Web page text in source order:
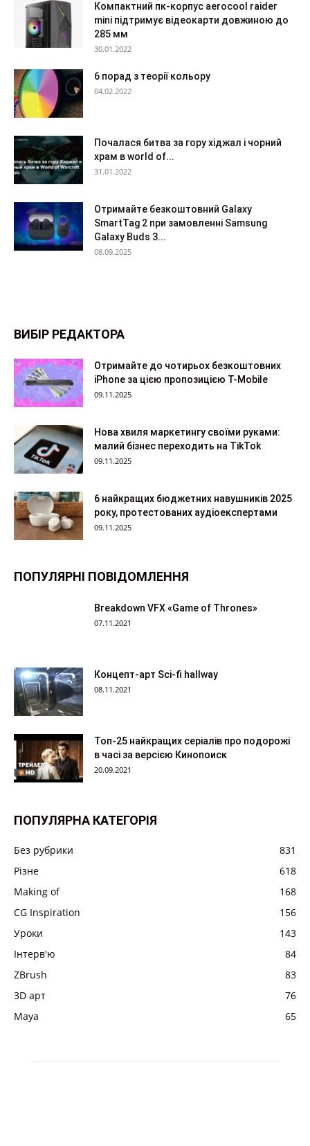
Компактний пк-корпус aerocool raider
mini підтримує відеокарти довжиною до
285 мм
30.01.2022
6 порад з теорії кольору
04.02.2022
Почалася битва за гору хіджал і чорний
храм в world of...
31.01.2022
Отримайте безкоштовний Galaxy
SmartTag 2 при замовленні Samsung
Galaxy Buds 3...
08.09.2025
ВИБІР РЕДАКТОРА
Отримайте до чотирьох безкоштовних
iPhone за цією пропозицією T-Mobile
09.11.2025
Нова хвиля маркетингу своїми руками:
малий бізнес переходить на TikTok
09.11.2025
6 найкращих бюджетних навушників 2025
року, протестованих аудіоекспертами
09.11.2025
ПОПУЛЯРНІ ПОВІДОМЛЕННЯ
Breakdown VFX «Game of Thrones»
07.11.2021
Концепт-арт Sci-fi hallway
08.11.2021
Топ-25 найкращих серіалів про подорожі
в часі за версією Кинопоиск
20.09.2021
ПОПУЛЯРНА КАТЕГОРІЯ
Без рубрики
831
Різне
618
Making of
168
CG Inspiration
156
Уроки
143
Інтерв'ю
84
ZBrush
83
3D арт
76
Maya
65